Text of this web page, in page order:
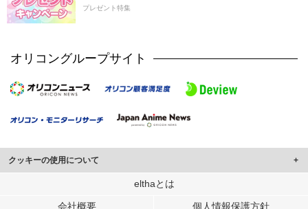
プレゼント特集
オリコングループサイト
クッキーの使用について
このサイトでは Cookie を使用して、ユーザーに合わせたコンテンツや広告の
行っています。
elthaとは
会社概要 個人情報保護方針